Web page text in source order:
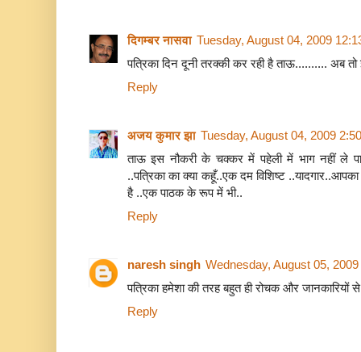
दिगम्बर नासवा Tuesday, August 04, 2009
पत्रिका दिन दूनी तरक्की कर रही है ताऊ.......... अब तो
Reply
अजय कुमार झा Tuesday, August 04, 2009
ताऊ इस नौकरी के चक्कर में पहेली में भाग नहीं ले
..पत्रिका का क्या कहूँ..एक दम विशिष्ट
है ..एक पाठक के रूप में भी..
Reply
naresh singh Wednesday, August 05,
पत्रिका हमेशा की तरह बहुत ही रोचक और जानकारियों से
Reply